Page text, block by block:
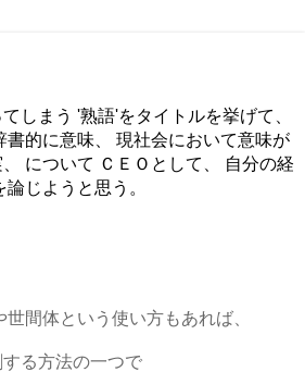
しまう '熟語'をタイトルを挙げて、
書的に意味、 現社会において意味が
について ＣＥＯとして、 自分の経
じようと思う。
間体という使い方もあれば、
る方法の一つで